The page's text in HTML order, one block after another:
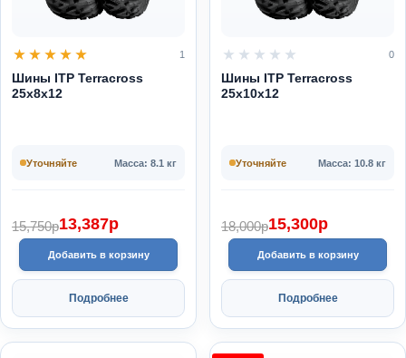
1
Шины ITP Terracross
25x8x12
Уточняйте Масса: 8.1 кг
15,750p13,387p
Добавить в корзину
Подробнее
0
Шины ITP Terracross
25x10x12
Уточняйте Масса: 10.8 кг
18,000p15,300p
Добавить в корзину
Подробнее